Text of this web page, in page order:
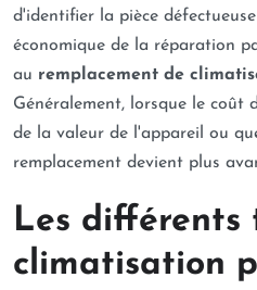
d'identifier la pièce
économique de la réparation
au remplacement de
Généralement, lorsque le coût
de la valeur de l'appareil ou
remplacement devient plus
Les différents
climatisation